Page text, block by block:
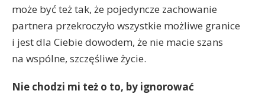
może być też tak, że pojedyncze zachowanie
partnera przekroczyło wszystkie możliwe granice
i jest dla Ciebie dowodem, że nie macie szans
na wspólne, szczęśliwe życie.
Nie chodzi mi też o to, by ignorować